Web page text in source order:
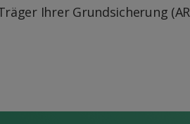
Ihrer Grundsicherung